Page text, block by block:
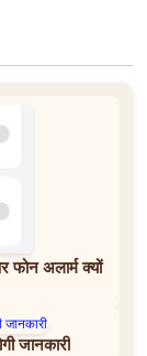
अलार्म क्यों
जानकारी